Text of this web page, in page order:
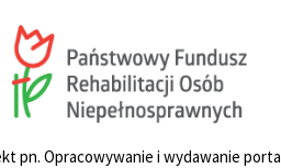
pn. Opracowywanie i wydawanie